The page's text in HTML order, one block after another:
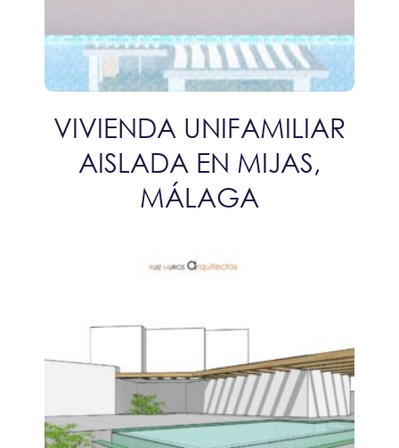
VIVIENDA UNIFAMILIAR
AISLADA EN MIJAS,
MÁLAGA